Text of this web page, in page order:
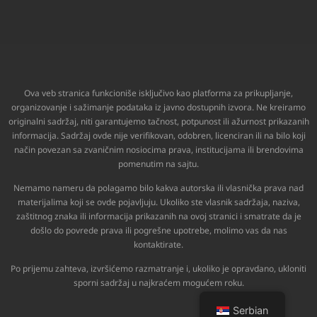
Ova veb stranica funkcioniše isključivo kao platforma za prikupljanje,
organizovanje i sažimanje podataka iz javno dostupnih izvora. Ne kreiramo
originalni sadržaj, niti garantujemo tačnost, potpunost ili ažurnost prikazanih
informacija. Sadržaj ovde nije verifikovan, odobren, licenciran ili na bilo koji
način povezan sa zvaničnim nosiocima prava, institucijama ili brendovima
pomenutim na sajtu.
Nemamo nameru da polagamo bilo kakva autorska ili vlasnička prava nad
materijalima koji se ovde pojavljuju. Ukoliko ste vlasnik sadržaja, naziva,
zaštitnog znaka ili informacija prikazanih na ovoj stranici i smatrate da je
došlo do povrede prava ili pogrešne upotrebe, molimo vas da nas
kontaktirate.
Po prijemu zahteva, izvršićemo razmatranje i, ukoliko je opravdano, ukloniti
sporni sadržaj u najkraćem mogućem roku.
Serbian